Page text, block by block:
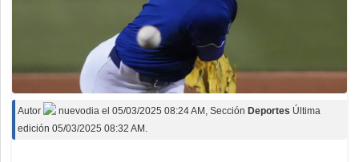
Autor nuevodia el 05/03/2025 08:24 AM , Sección Deportes Última
edición 05/03/2025 08:32 AM.